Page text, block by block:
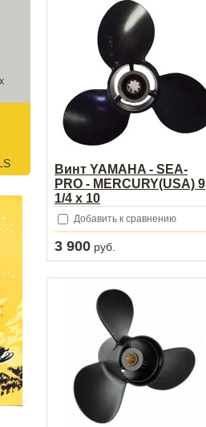
Винт YAMAHA - SEA-
PRO - MERCURY(USA) 9
1/4 х 10
Добавить к сравнению
3 900 руб.